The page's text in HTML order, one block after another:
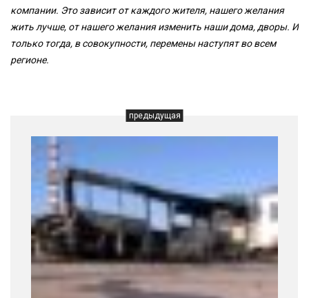
компании. Это зависит от каждого жителя, нашего желания
жить лучше, от нашего желания изменить наши дома, дворы. И
только тогда, в совокупности, перемены наступят во всем
регионе.
предыдущая